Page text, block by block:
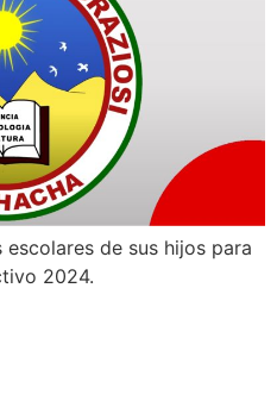
de sus hijos para
2024.